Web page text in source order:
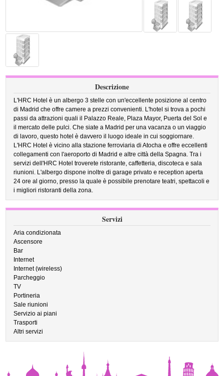
Descrizione
L'HRC Hotel è un albergo 3 stelle con un'eccellente posizione al centro
di Madrid che offre camere a prezzi convenienti. L'hotel si trova a pochi
passi da attrazioni quali il Palazzo Reale, Plaza Mayor, Puerta del Sol e
il mercato delle pulci. Che siate a Madrid per una vacanza o un viaggio
di lavoro, questo hotel è davvero il luogo ideale in cui soggiornare.
L'HRC Hotel è vicino alla stazione ferroviaria di Atocha e offre eccellenti
collegamenti con l'aeroporto di Madrid e altre città della Spagna. Tra i
servizi dell'HRC Hotel troverete ristorante, caffetteria, discoteca e sala
riunioni. L'albergo dispone inoltre di garage privato e reception aperta
24 ore al giorno, presso la quale è possibile prenotare teatri, spettacoli e
i migliori ristoranti della zona.
Servizi
Aria condizionata
Ascensore
Bar
Internet
Internet (wireless)
Parcheggio
TV
Portineria
Sale riunioni
Servizio ai piani
Trasporti
Altri servizi